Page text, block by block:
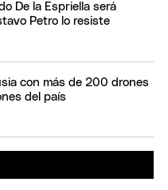
De la Espriella será
Petro lo resiste
con más de 200 drones
del país